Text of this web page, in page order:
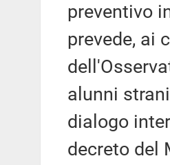
preventivo
prevede, ai
alunni
dialogo
decreto del